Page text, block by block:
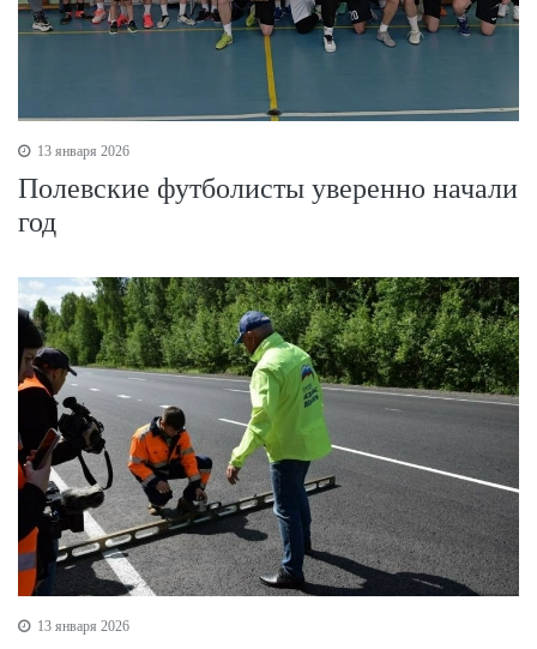
13 января 2026
Полевские футболисты уверенно начали
год
13 января 2026